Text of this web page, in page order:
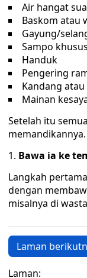
Air hangat
Baskom atau
Gayung/
Sampo khusus
Handuk
Pengering
Kandang
Mainan
Setelah itu
memandikannya.
Bawa ia ke
Langkah
dengan
misalnya di
Laman
Laman: